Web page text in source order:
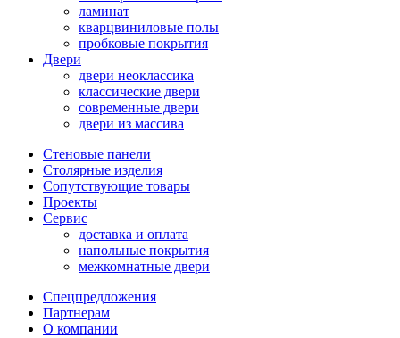
ламинат
кварцвиниловые полы
пробковые покрытия
Двери
двери неоклассика
классические двери
современные двери
двери из массива
Стеновые панели
Столярные изделия
Сопутствующие товары
Проекты
Сервис
доставка и оплата
напольные покрытия
межкомнатные двери
Спецпредложения
Партнерам
О компании